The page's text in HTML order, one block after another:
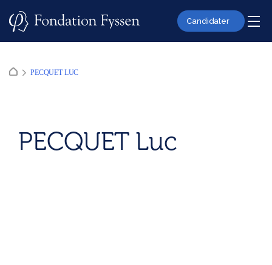
Candidater
PECQUET LUC
PECQUET Luc